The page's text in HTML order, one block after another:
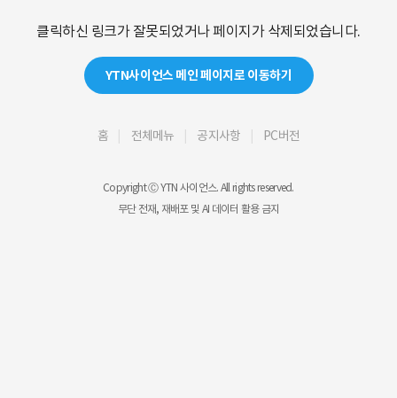
클릭하신 링크가 잘못되었거나 페이지가 삭제되었습니다.
YTN사이언스 메인 페이지로 이동하기
홈 전체메뉴 공지사항 PC버전
Copyright Ⓒ YTN 사이언스. All rights reserved.
무단 전재, 재배포 및 AI 데이터 활용 금지